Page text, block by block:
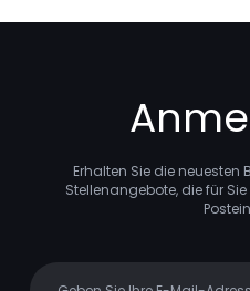
Erhalten Sie die
Stellenangebote, die für